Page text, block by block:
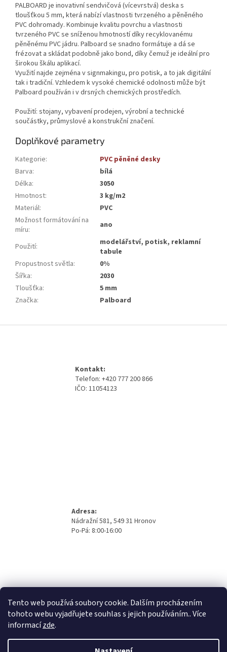
Tento web používá soubory cookie. Dalším procházením
tohoto webu vyjadřujete souhlas s jejich používáním.. Více
informacízde.
PALBOARD je inovativní sendvičová (vícevrstvá) deska s
tloušťkou 5 mm, která nabízí vlastnosti tvrzeného a pěněného
PVC dohromady. Kombinuje kvalitu povrchu a vlastnosti
tvrzeného PVC se sníženou hmotností díky recyklovanému
pěněnému PVC jádru. Palboard se snadno formátuje a dá se
frézovat a skládat podobně jako bond, díky čemuž je ideální pro
širokou škálu aplikací.
Využití najde zejména v signmakingu, pro potisk, a to jak digitální
tak i tradiční. Vzhledem k vysoké chemické odolnosti může být
Palboard používán i v drsných chemických prostředích.
Použití: stojany, vybavení prodejen, výrobní a technické
součástky, průmyslové a konstrukční značení.
Doplňkové parametry
Kategorie:
PVC pěněné desky
Barva:
bílá
Délka:
3050
Hmotnost:
3 kg/m2
Materiál:
PVC
Možnost formátování na
míru: ano
Použití:
modelářství, potisk, reklamní
tabule
Propustnost světla:
0%
Šířka:
2030
Tloušťka:
5 mm
Značka: Palboard
Kontakt:
Telefon: +420 777 200 866
IČO: 11054123
Adresa:
Nádražní 581, 549 31 Hronov
Po-Pá: 8:00-16:00